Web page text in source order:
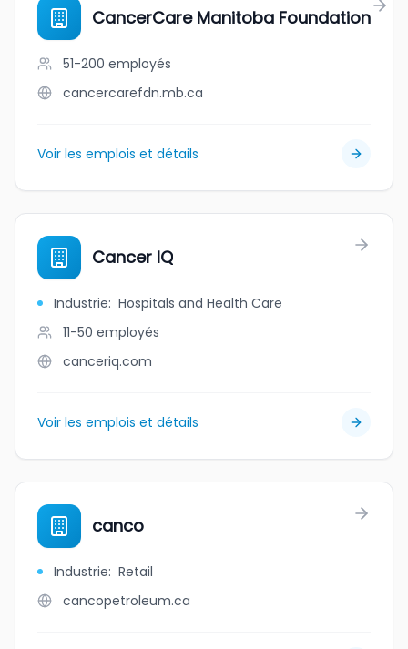
CancerCare Manitoba Foundation
51-200 employés
cancercarefdn.mb.ca
Voir les emplois et détails
Cancer IQ
Industrie: Hospitals and Health Care
11-50 employés
canceriq.com
Voir les emplois et détails
canco
Industrie: Retail
cancopetroleum.ca